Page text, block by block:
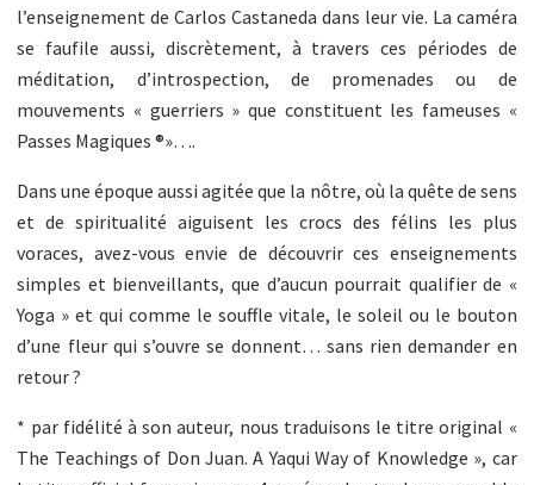
l’enseignement de Carlos Castaneda dans leur vie. La caméra
se faufile aussi, discrètement, à travers ces périodes de
méditation, d’introspection, de promenades ou de
mouvements « guerriers » que constituent les fameuses «
Passes Magiques ®»….
Dans une époque aussi agitée que la nôtre, où la quête de sens
et de spiritualité aiguisent les crocs des félins les plus
voraces, avez-vous envie de découvrir ces enseignements
simples et bienveillants, que d’aucun pourrait qualifier de «
Yoga » et qui comme le souffle vitale, le soleil ou le bouton
d’une fleur qui s’ouvre se donnent… sans rien demander en
retour ?
* par fidélité à son auteur, nous traduisons le titre original «
The Teachings of Don Juan. A Yaqui Way of Knowledge », car